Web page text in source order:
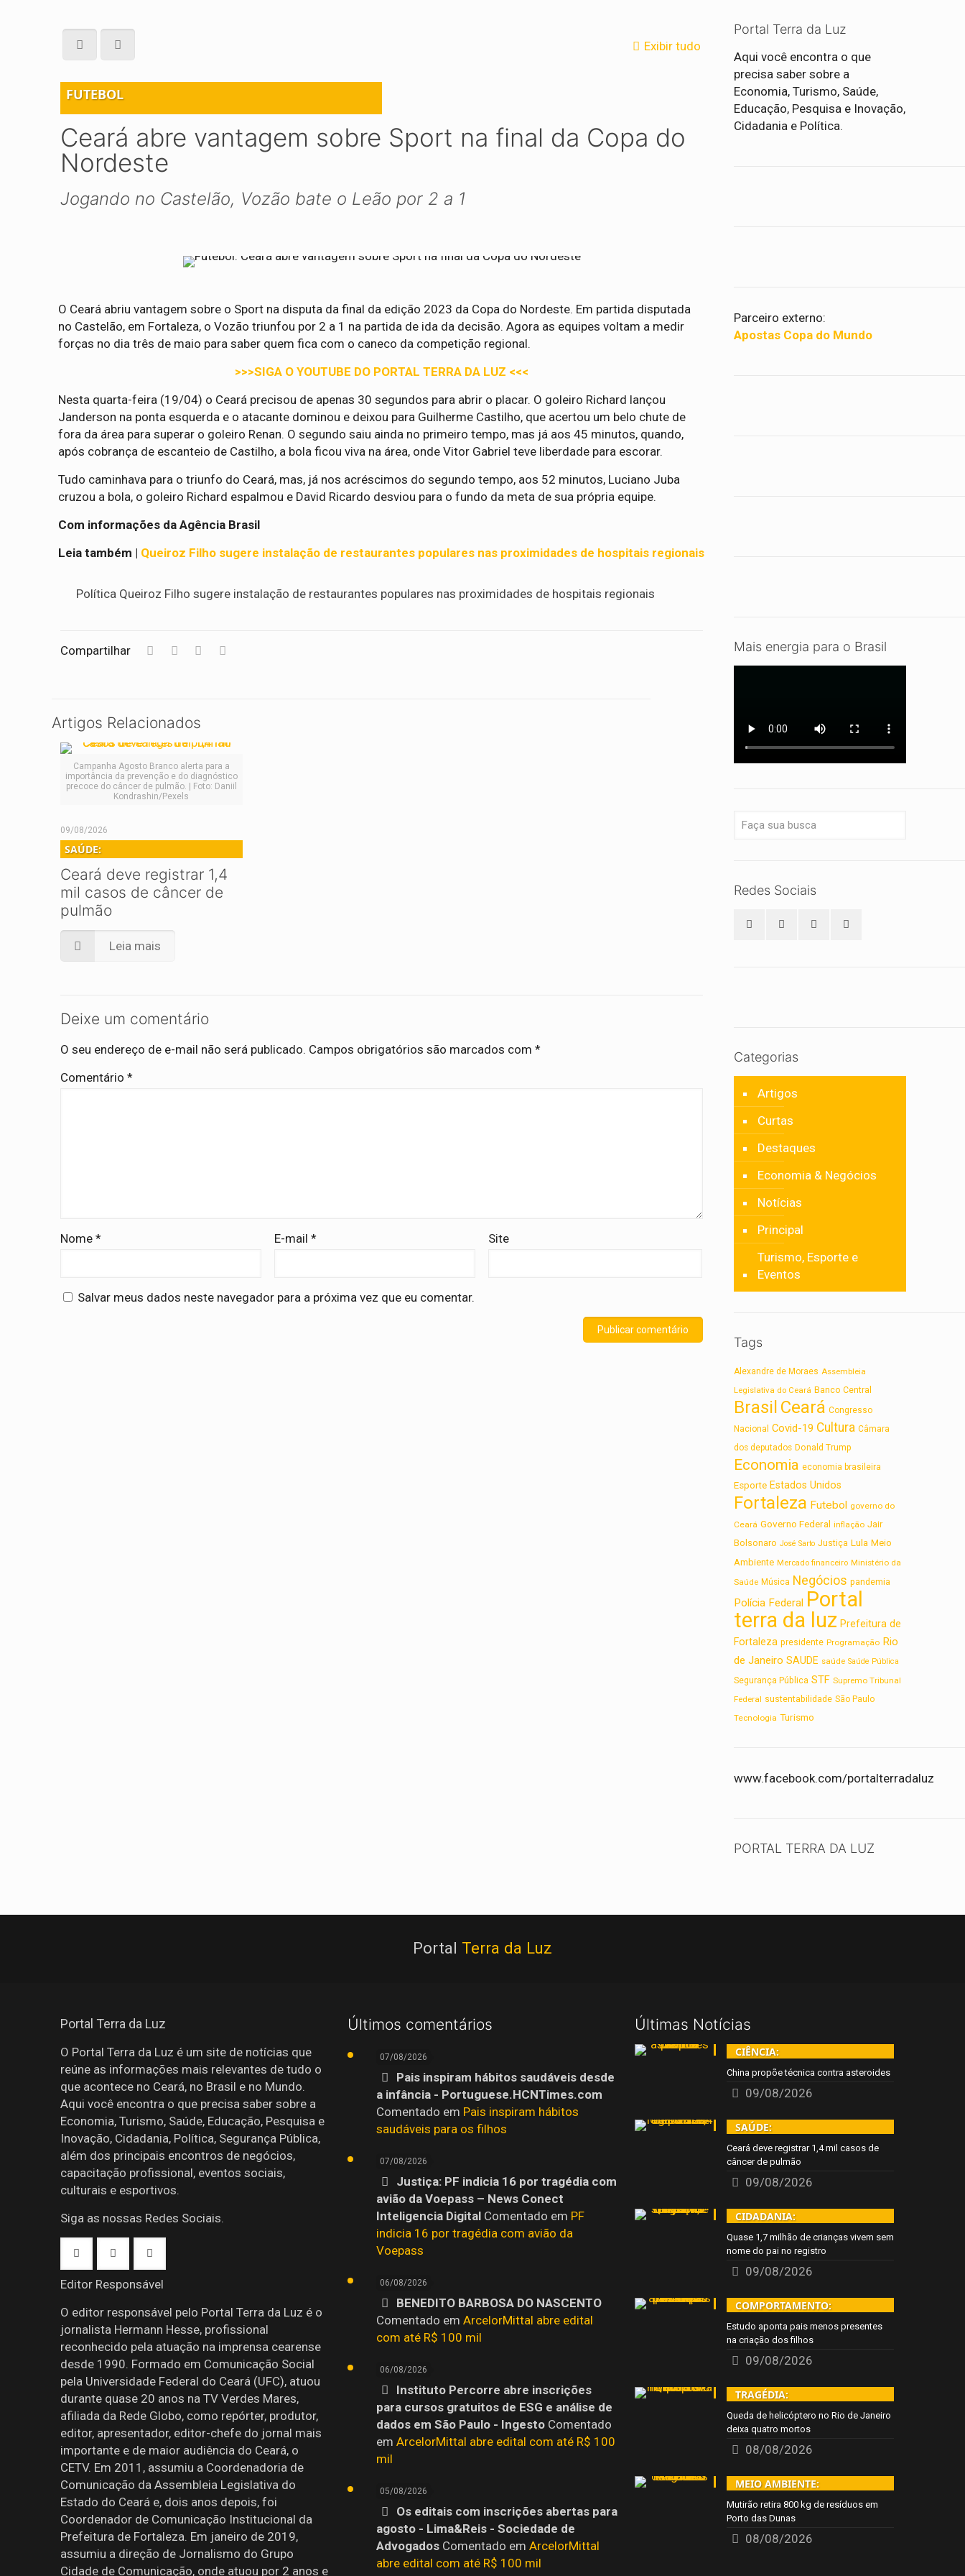
Exibir tudo
FUTEBOL
Ceará abre vantagem sobre Sport na final da Copa do
Nordeste
Jogando no Castelão, Vozão bate o Leão por 2 a 1
O Ceará abriu vantagem sobre o Sport na disputa da final da edição 2023 da Copa do Nordeste. Em partida disputada
no Castelão, em Fortaleza, o Vozão triunfou por 2 a 1 na partida de ida da decisão. Agora as equipes voltam a medir
forças no dia três de maio para saber quem fica com o caneco da competição regional.
>>>SIGA O YOUTUBE DO PORTAL TERRA DA LUZ <<<
Nesta quarta-feira (19/04) o Ceará precisou de apenas 30 segundos para abrir o placar. O goleiro Richard lançou
Janderson na ponta esquerda e o atacante dominou e deixou para Guilherme Castilho, que acertou um belo chute de
fora da área para superar o goleiro Renan. O segundo saiu ainda no primeiro tempo, mas já aos 45 minutos, quando,
após cobrança de escanteio de Castilho, a bola ficou viva na área, onde Vitor Gabriel teve liberdade para escorar.
Tudo caminhava para o triunfo do Ceará, mas, já nos acréscimos do segundo tempo, aos 52 minutos, Luciano Juba
cruzou a bola, o goleiro Richard espalmou e David Ricardo desviou para o fundo da meta de sua própria equipe.
Com informações da Agência Brasil
Leia também | Queiroz Filho sugere instalação de restaurantes populares nas proximidades de hospitais regionais
Política Queiroz Filho sugere instalação de restaurantes populares nas proximidades de hospitais regionais
Compartilhar
Artigos Relacionados
Campanha Agosto Branco alerta para a
importância da prevenção e do diagnóstico
precoce do câncer de pulmão. | Foto: Daniil
Kondrashin/Pexels
09/08/2026
SAÚDE:
Ceará deve registrar 1,4
mil casos de câncer de
pulmão
Leia mais
Deixe um comentário
O seu endereço de e-mail não será publicado. Campos obrigatórios são marcados com *
Comentário *
Nome * E-mail* Site
Salvar meus dados neste navegador para a próxima vez que eu comentar.
Portal Terra da Luz
Aqui você encontra o que
precisa saber sobre a
Economia, Turismo, Saúde,
Educação, Pesquisa e Inovação,
Cidadania e Política.
Parceiro externo:
Apostas Copa do Mundo
Mais energia para o Brasil
Redes Sociais
Categorias
Artigos
Curtas
Destaques
Economia & Negócios
Notícias
Principal
Turismo, Esporte e
Eventos
Tags
Alexandre de Moraes Assembleia
Legislativa do Ceará Banco Central
Brasil Ceará Congresso
Nacional
Covid-19 Cultura Câmara
dos deputados Donald Trump
Economia economia brasileira
Esporte Estados Unidos
Fortaleza Futebol governo do
Ceará Governo Federal inflação Jair
Bolsonaro José Sarto Justiça Lula Meio
Ambiente Mercado financeiro Ministério da
Saúde Música Negócios pandemia
Polícia Federal Portal
terra da luz Prefeitura de
Fortaleza presidente Programação Rio
de Janeiro SAUDE saúde Saúde Pública
Segurança Pública STF Supremo Tribunal
Federal sustentabilidade São Paulo
Tecnologia Turismo
www.facebook.com/portalterradaluz
PORTAL TERRA DA LUZ
Portal Terra da Luz
Portal Terra da Luz
O Portal Terra da Luz é um site de notícias que
reúne as informações mais relevantes de tudo o
que acontece no Ceará, no Brasil e no Mundo.
Aqui você encontra o que precisa saber sobre a
Economia, Turismo, Saúde, Educação, Pesquisa e
Inovação, Cidadania, Política, Segurança Pública,
além dos principais encontros de negócios,
capacitação profissional, eventos sociais,
culturais e esportivos.
Siga as nossas Redes Sociais.
Editor Responsável
O editor responsável pelo Portal Terra da Luz é o
jornalista Hermann Hesse, profissional
reconhecido pela atuação na imprensa cearense
desde 1990. Formado em Comunicação Social
pela Universidade Federal do Ceará (UFC), atuou
durante quase 20 anos na TV Verdes Mares,
afiliada da Rede Globo, como repórter, produtor,
editor, apresentador, editor-chefe do jornal mais
importante e de maior audiência do Ceará, o
CETV. Em 2011, assumiu a Coordenadoria de
Comunicação da Assembleia Legislativa do
Estado do Ceará e, dois anos depois, foi
Coordenador de Comunicação Institucional da
Prefeitura de Fortaleza. Em janeiro de 2019,
assumiu a direção de Jornalismo do Grupo
Cidade de Comunicação, onde atuou por 2 anos e
Últimos comentários
07/08/2026
Pais inspiram hábitos saudáveis desde
a infância - Portuguese.HCNTimes.com
Comentado em Pais inspiram hábitos
saudáveis para os filhos
07/08/2026
Justiça: PF indicia 16 por tragédia com
avião da Voepass – News Conect
Inteligencia DigitalComentado em PF
indicia 16 por tragédia com avião da
Voepass
06/08/2026
BENEDITO BARBOSA DO NASCENTO
Comentado em ArcelorMittal abre edital
com até R$ 100 mil
06/08/2026
Instituto Percorre abre inscrições
para cursos gratuitos de ESG e análise de
dados em São Paulo - IngestoComentado
em ArcelorMittal abre edital com até R$ 100
mil
05/08/2026
Os editais com inscrições abertas para
agosto - Lima&Reis - Sociedade de
AdvogadosComentado em ArcelorMittal
abre edital com até R$ 100 mil
Últimas Notícias
CIÊNCIA:
China propõe técnica contra asteroides
09/08/2026
SAÚDE:
Ceará deve registrar 1,4 mil casos de
câncer de pulmão
09/08/2026
CIDADANIA:
Quase 1,7 milhão de crianças vivem sem
nome do pai no registro
09/08/2026
COMPORTAMENTO:
Estudo aponta pais menos presentes
na criação dos filhos
09/08/2026
TRAGÉDIA:
Queda de helicóptero no Rio de Janeiro
deixa quatro mortos
08/08/2026
MEIO AMBIENTE:
Mutirão retira 800 kg de resíduos em
Porto das Dunas
08/08/2026